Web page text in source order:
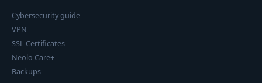
Cybersecurity guide
VPN
SSL Certificates
Neolo Care+
Backups